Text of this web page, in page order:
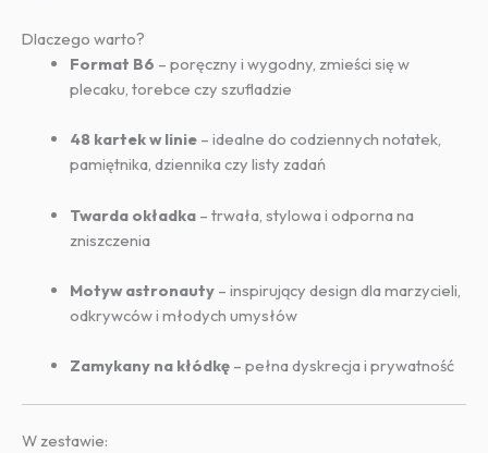
Dlaczego warto?
Format B6 – poręczny i wygodny, zmieści się w
plecaku, torebce czy szufladzie
48 kartek w linie– idealne do codziennych notatek,
pamiętnika, dziennika czy listy zadań
Twarda okładka– trwała, stylowa i odporna na
zniszczenia
Motyw astronauty– inspirujący design dla marzycieli,
odkrywców i młodych umysłów
Zamykany na kłódkę– pełna dyskrecja i prywatność
W zestawie: